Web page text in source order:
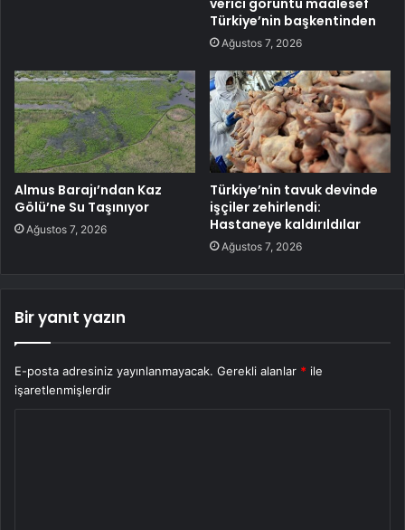
verici görüntü maalesef
Türkiye’nin başkentinden
Ağustos 7, 2026
Almus Barajı’ndan Kaz
Gölü’ne Su Taşınıyor
Ağustos 7, 2026
Türkiye’nin tavuk devinde
işçiler zehirlendi:
Hastaneye kaldırıldılar
Ağustos 7, 2026
Bir yanıt yazın
E-posta adresiniz yayınlanmayacak. Gerekli alanlar * ile
işaretlenmişlerdir